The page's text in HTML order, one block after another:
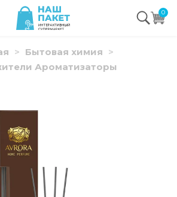
0
Бытовая химия
Ароматизаторы